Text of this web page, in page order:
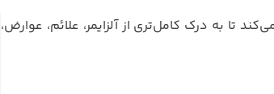
تا به درک کامل‌تری از آلزایمر، علائم، عوارض،